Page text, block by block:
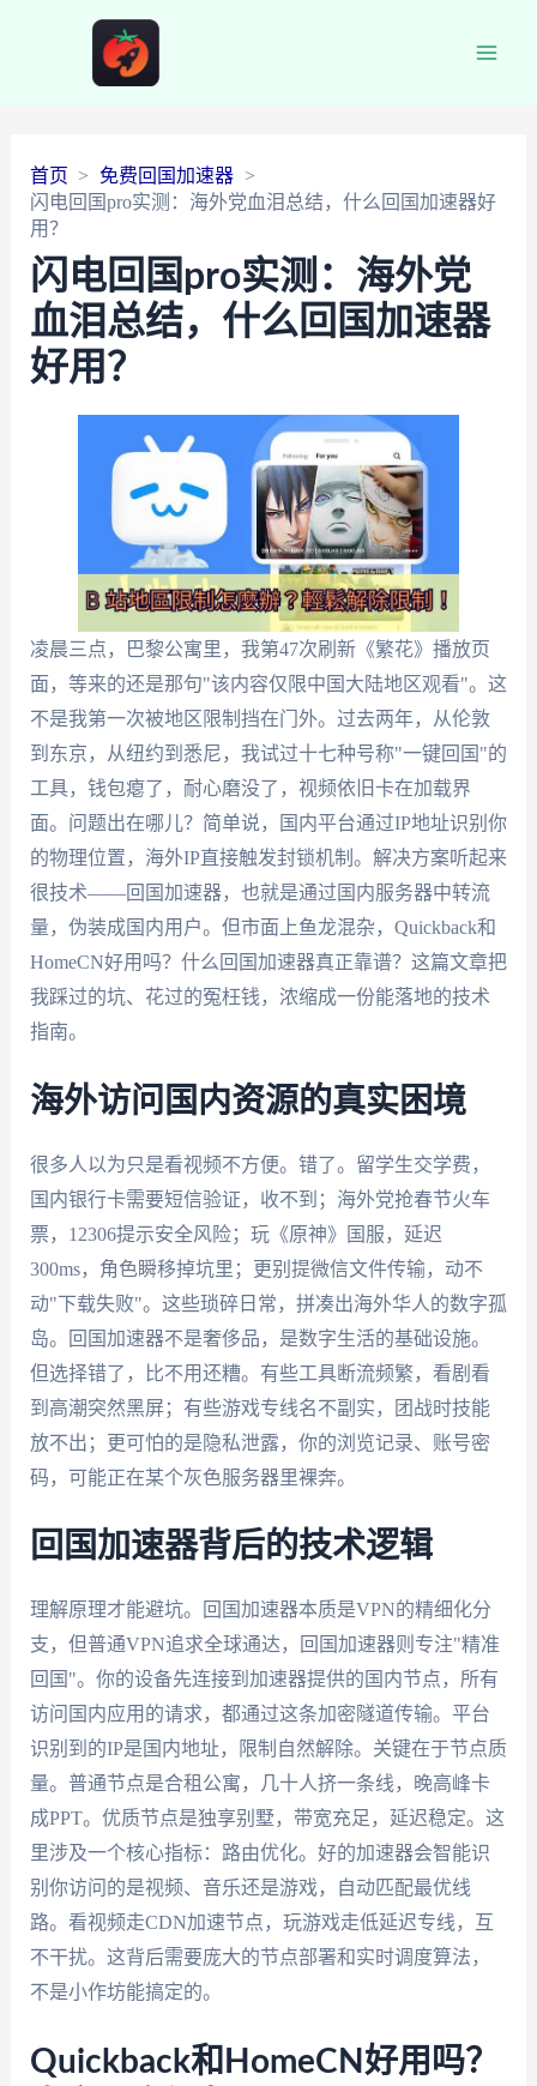
首页
免费回国加速器
闪电回国pro实测：海外党血泪总结，什么回国加速器好
用？
闪电回国pro实测：海外党
血泪总结，什么回国加速器
好用？
凌晨三点，巴黎公寓里，我第47次刷新《繁花》播放页
面，等来的还是那句"该内容仅限中国大陆地区观看"。这
不是我第一次被地区限制挡在门外。过去两年，从伦敦
到东京，从纽约到悉尼，我试过十七种号称"一键回国"的
工具，钱包瘪了，耐心磨没了，视频依旧卡在加载界
面。问题出在哪儿？简单说，国内平台通过IP地址识别你
的物理位置，海外IP直接触发封锁机制。解决方案听起来
很技术——回国加速器，也就是通过国内服务器中转流
量，伪装成国内用户。但市面上鱼龙混杂，Quickback和
HomeCN好用吗？什么回国加速器真正靠谱？这篇文章把
我踩过的坑、花过的冤枉钱，浓缩成一份能落地的技术
指南。
海外访问国内资源的真实困境
很多人以为只是看视频不方便。错了。留学生交学费，
国内银行卡需要短信验证，收不到；海外党抢春节火车
票，12306提示安全风险；玩《原神》国服，延迟
300ms，角色瞬移掉坑里；更别提微信文件传输，动不
动"下载失败"。这些琐碎日常，拼凑出海外华人的数字孤
岛。回国加速器不是奢侈品，是数字生活的基础设施。
但选择错了，比不用还糟。有些工具断流频繁，看剧看
到高潮突然黑屏；有些游戏专线名不副实，团战时技能
放不出；更可怕的是隐私泄露，你的浏览记录、账号密
码，可能正在某个灰色服务器里裸奔。
回国加速器背后的技术逻辑
理解原理才能避坑。回国加速器本质是VPN的精细化分
支，但普通VPN追求全球通达，回国加速器则专注"精准
回国"。你的设备先连接到加速器提供的国内节点，所有
访问国内应用的请求，都通过这条加密隧道传输。平台
识别到的IP是国内地址，限制自然解除。关键在于节点质
量。普通节点是合租公寓，几十人挤一条线，晚高峰卡
成PPT。优质节点是独享别墅，带宽充足，延迟稳定。这
里涉及一个核心指标：路由优化。好的加速器会智能识
别你访问的是视频、音乐还是游戏，自动匹配最优线
路。看视频走CDN加速节点，玩游戏走低延迟专线，互
不干扰。这背后需要庞大的节点部署和实时调度算法，
不是小作坊能搞定的。
Quickback和HomeCN好用吗？